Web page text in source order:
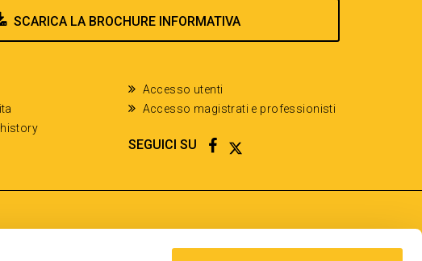
SCARICA LA BROCHURE INFORMATIVA
history
Accesso utenti
Accesso magistrati e professionisti
SEGUICI SU FACEBOOK
TWITTER